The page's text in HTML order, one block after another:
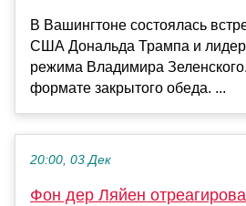
В Вашингтоне состоялась
США Дональда Трампа и
режима Владимира
формате закрытого обеда. ...
20:00, 03 Дек
Фон дер Ляйен